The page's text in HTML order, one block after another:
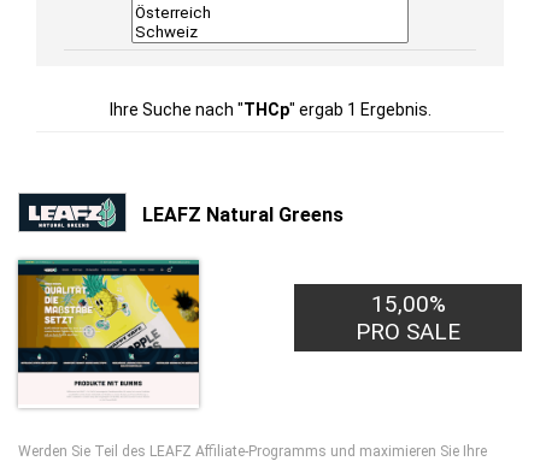
Ihre Suche nach "THCp" ergab 1 Ergebnis.
LEAFZ Natural Greens
15,00%
PRO SALE
Werden Sie Teil des LEAFZ Affiliate-Programms und maximieren Sie Ihre